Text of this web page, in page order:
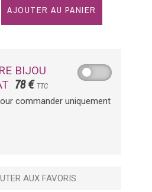
AJOUTER AU PANIER
BIJOU
78 € TTC
commander uniquement
AUX FAVORIS